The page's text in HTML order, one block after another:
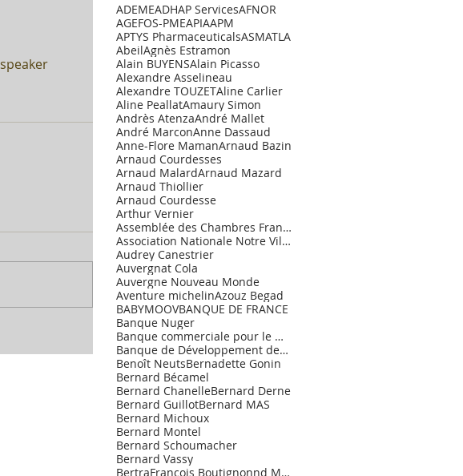
speaker
ADEMEADHAP ServicesAFNOR
AGEFOS-PMEAPIAAPM
APTYS PharmaceuticalsASMATLA
AbeilAgnès Estramon
Alain BUYENSAlain Picasso
Alexandre Asselineau
Alexandre TOUZETAline Carlier
Aline PeallatAmaury Simon
Andrès AtenzaAndré Mallet
André MarconAnne Dassaud
Anne-Flore MamanArnaud Bazin
Arnaud Courdesses
Arnaud MalardArnaud Mazard
Arnaud Thiollier
Arnaud Courdesse
Arthur Vernier
Assemblée des Chambres Françaises de Commerce et d
Association Nationale Notre Village.
Audrey Canestrier
Auvergnat Cola
Auvergne Nouveau Monde
Aventure michelinAzouz Begad
BABYMOOVBANQUE DE FRANCE
Banque Nuger
Banque commerciale pour le Marché de l'Entrepr
Banque de Développement des PME
Benoît NeutsBernadette Gonin
Bernard Bécamel
Bernard ChanelleBernard Derne
Bernard GuillotBernard MAS
Bernard Michoux
Bernard Montel
Bernard Schoumacher
Bernard Vassy
BertraFrançois Boutignonnd Maurice